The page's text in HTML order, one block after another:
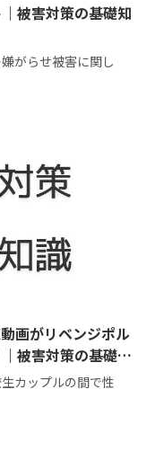
被害対策の基礎知
画がリベンジポル
被害対策の基礎知